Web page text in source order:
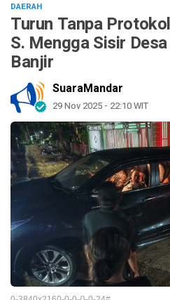
DAERAH
Turun Tanpa
S. Mengga Sisir
Banjir
SuaraMandar
29 Nov 2025 - 22:10 WIT